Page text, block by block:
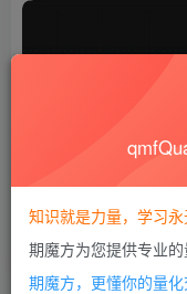
合，魔改布林轨道套利
市场动态
2年前
知识就是力量，学习
期魔方为您提供专业
期魔方，更懂你的量